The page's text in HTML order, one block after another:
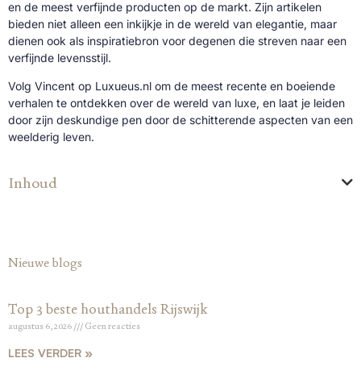
en de meest verfijnde producten op de markt. Zijn artikelen
bieden niet alleen een inkijkje in de wereld van elegantie, maar
dienen ook als inspiratiebron voor degenen die streven naar een
verfijnde levensstijl.
Volg Vincent op Luxueus.nl om de meest recente en boeiende
verhalen te ontdekken over de wereld van luxe, en laat je leiden
door zijn deskundige pen door de schitterende aspecten van een
weelderig leven.
Inhoud
Nieuwe blogs
Top 3 beste houthandels Rijswijk
augustus 6, 2026 Geen reacties
LEES VERDER »